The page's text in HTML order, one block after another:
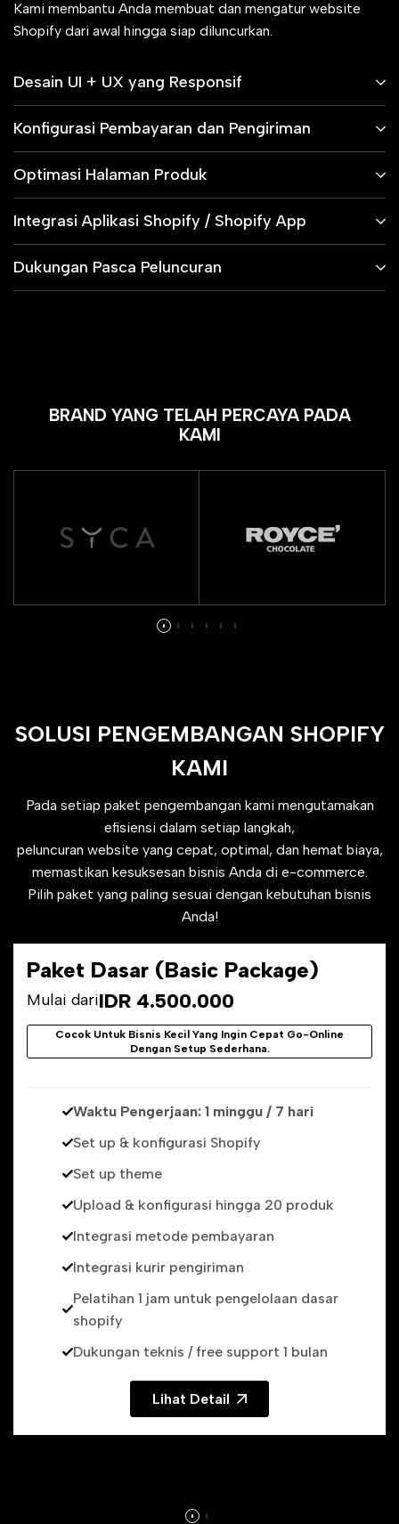
Kami membantu Anda membuat dan mengatur website
Shopify dari awal hingga siap diluncurkan.
Desain UI + UX yang Responsif
Konfigurasi Pembayaran dan Pengiriman
Optimasi Halaman Produk
Integrasi Aplikasi Shopify / Shopify App
Dukungan Pasca Peluncuran
BRAND YANG TELAH PERCAYA PADA
KAMI
SOLUSI PENGEMBANGAN SHOPIFY
KAMI
Pada setiap paket pengembangan kami mengutamakan
efisiensi dalam setiap langkah,
peluncuran website yang cepat, optimal, dan hemat biaya,
memastikan kesuksesan bisnis Anda di e-commerce.
Pilih paket yang paling sesuai dengan kebutuhan bisnis
Anda!
Paket Dasar (Basic Package)
Mulai dariSale
price
IDR 4.500.000
Cocok Untuk Bisnis Kecil Yang Ingin Cepat Go-Online
Dengan Setup Sederhana.
Waktu Pengerjaan: 1 minggu / 7 hari
Set up & konfigurasi Shopify
Set up theme
Upload & konfigurasi hingga 20 produk
Integrasi metode pembayaran
Integrasi kurir pengiriman
Pelatihan 1 jam untuk pengelolaan dasar
shopify
Dukungan teknis / free support 1 bulan
Lihat Detail